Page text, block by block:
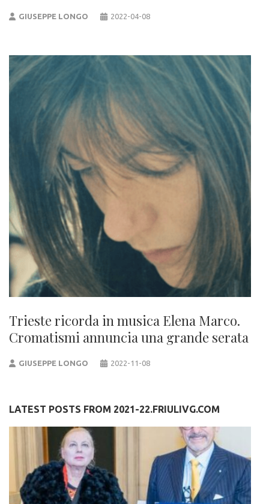
GIUSEPPE LONGO 2022-04-08
Trieste ricorda in musica Elena Marco.
Cromatismi annuncia una grande serata
GIUSEPPE LONGO 2022-11-08
LATEST POSTS FROM 2021-22.FRIULIVG.COM